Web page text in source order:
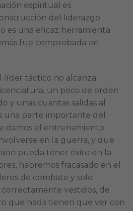
espiritual es
del liderazgo
es una eficaz herramienta
fue comprobada en
líder táctico no alcanza
un poco de orden
y unas cuantas salidas al
una parte importante del
damos el entrenamiento
en la guerra, y que
pueda tener éxito en la
habremos fracasado en el
de combate y solo
vestidos, de
que nada tienen que ver con